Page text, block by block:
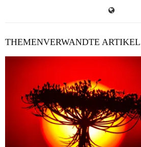
THEMENVERWANDTE ARTIKEL